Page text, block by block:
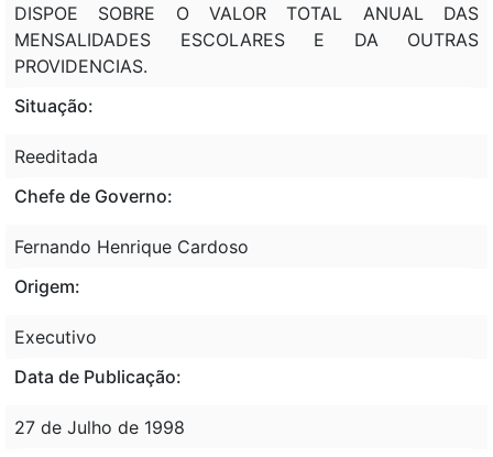
DISPOE SOBRE O VALOR TOTAL ANUAL DAS
MENSALIDADES ESCOLARES E DA OUTRAS
PROVIDENCIAS.
Situação:
Reeditada
Chefe de Governo:
Fernando Henrique Cardoso
Origem:
Executivo
Data de Publicação:
27 de Julho de 1998